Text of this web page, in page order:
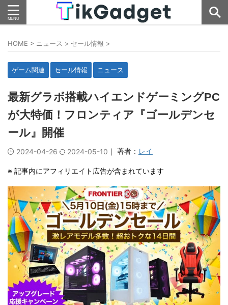
HOME > ニュース > セール情報 >
ゲーム関連 セール情報 ニュース
最新グラボ搭載ハイエンドゲーミングPC
が大特価！フロンティア『ゴールデンセ
ール』開催
2024-04-26 2024-05-10 ｜ 著者： レイ
※ 記事内にアフィリエイト広告が含まれています